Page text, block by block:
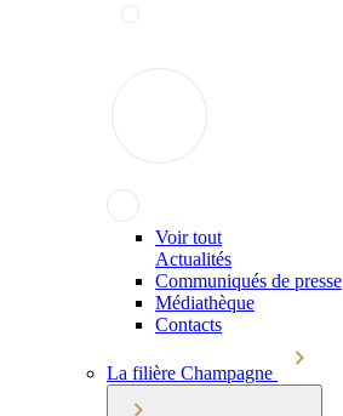
Voir tout
Actualités
Communiqués de presse
Médiathèque
Contacts
La filière Champagne